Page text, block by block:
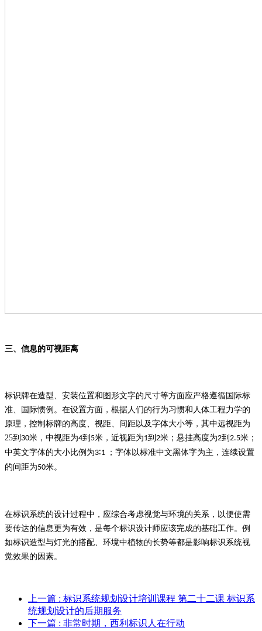
三、信息的可视距离
标识牌在造型、安装位置和图形文字的尺寸等方面应严格遵循国际标
准、国际惯例。在设置方面，根据人们的行为习惯和人体工程力学的
原理，控制标牌的高度、视距、间距以及字体大小等，其中远视距为
25到 30米，中视距为4到 5米，近视距为1到 2米；悬挂高度为2到 2.5米；
中英文字体的大小比例为3∶1 ；字体以标准中文黑体字为主，连续设置
的间距为50米。
在标识系统的设计过程中，应综合考虑视觉与环境的关系，以便使需
要传达的信息更为有效，是每个标识设计师应该完成的基础工作。例
如标识造型与灯光的搭配、环境中植物的长势等都是影响标识系统视
觉效果的因素。
上一篇 : 标识系统规划设计培训课程 第二十二课 标识系
统规划设计的后期服务
下一篇 : 非常时期，西利标识人在行动